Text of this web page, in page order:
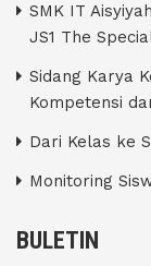
SMK IT
JS1 The
Sidang Karya
Kompetensi
Dari Kelas ke
Monitoring
BULETIN